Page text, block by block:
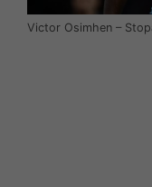
Victor Osimhen –